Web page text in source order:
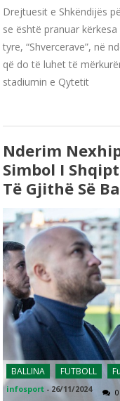
Drejtuesit e Shkëndijës
se është pranuar
tyre, “Shvercerave”, në
që do të luhet të
stadiumin e Qytetit
Nderim
Simbol I
Të Gjithë Së
BALLINA FUTBOLL
infosport - 26/11/2024 0